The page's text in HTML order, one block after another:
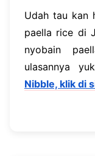
Udah tau kan
paella rice di
nyobain
ulasannya
Nibble, klik di